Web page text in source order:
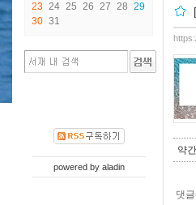
23 24 25 26 27 28 29
30 31
powered by aladin
약
댓